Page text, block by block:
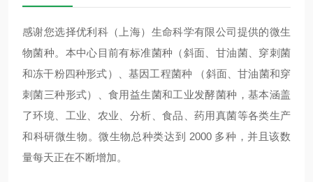
感谢您选择优利科（上海）生命科学有限公司提供的微生
物菌种。本中心目前有标准菌种（斜面、甘油菌、穿刺菌
和冻干粉四种形式）、基因工程菌种 （斜面、甘油菌和穿
刺菌三种形式）、食用益生菌和工业发酵菌种，基本涵盖
了环境、工业、农业、分析、食品、药用真菌等各类生产
和科研微生物。微生物总种类达到 2000 多种，并且该数
量每天正在不断增加。